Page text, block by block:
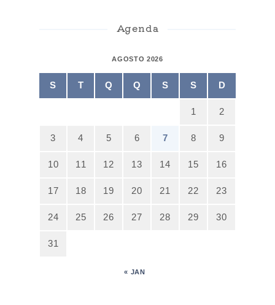
Agenda
AGOSTO 2026
S T Q Q S S D
1 2
3 4 5 6 7 8 9
10 11 12 13 14 15 16
17 18 19 20 21 22 23
24 25 26 27 28 29 30
31
« JAN